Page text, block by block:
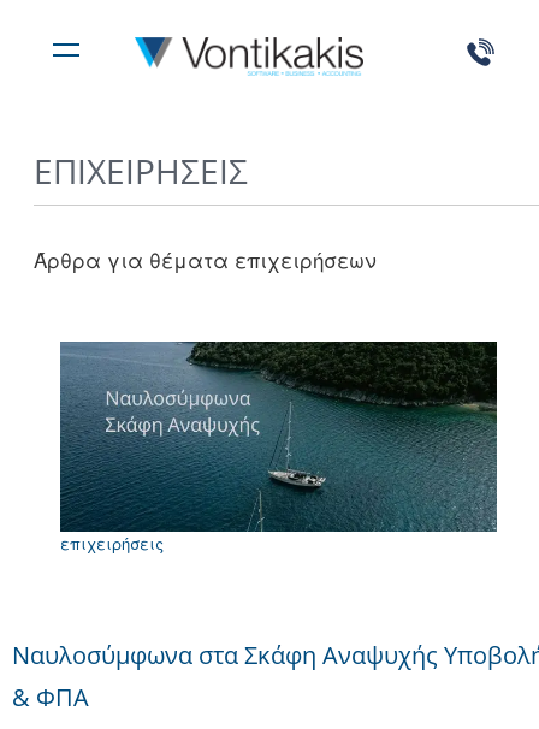
ΕΠΙΧΕΙΡΉΣΕΙΣ
Άρθρα για θέματα επιχειρήσεων
επιχειρήσεις
Ναυλοσύμφωνα στα Σκάφη Αναψυχής
& ΦΠΑ